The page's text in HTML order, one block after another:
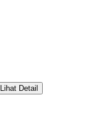
Lihat Detail